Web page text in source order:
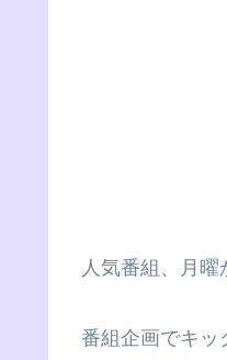
人気番組、月
番組企画でキッ